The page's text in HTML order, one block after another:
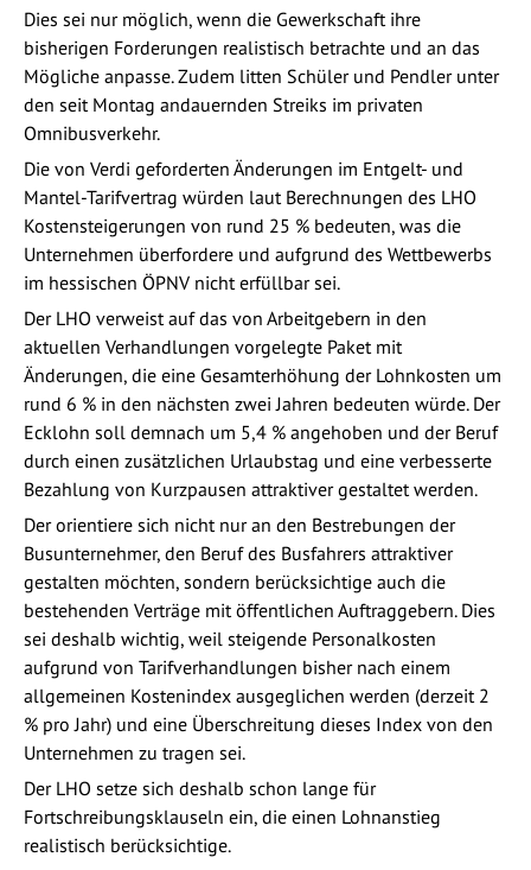
Dies sei nur möglich, wenn die Gewerkschaft ihre
bisherigen Forderungen realistisch betrachte und an das
Mögliche anpasse. Zudem litten Schüler und Pendler unter
den seit Montag andauernden Streiks im privaten
Omnibusverkehr.
Die von Verdi geforderten Änderungen im Entgelt- und
Mantel-Tarifvertrag würden laut Berechnungen des LHO
Kostensteigerungen von rund 25 % bedeuten, was die
Unternehmen überfordere und aufgrund des Wettbewerbs
im hessischen ÖPNV nicht erfüllbar sei.
Der LHO verweist auf das von Arbeitgebern in den
aktuellen Verhandlungen vorgelegte Paket mit
Änderungen, die eine Gesamterhöhung der Lohnkosten um
rund 6 % in den nächsten zwei Jahren bedeuten würde. Der
Ecklohn soll demnach um 5,4 % angehoben und der Beruf
durch einen zusätzlichen Urlaubstag und eine verbesserte
Bezahlung von Kurzpausen attraktiver gestaltet werden.
Der orientiere sich nicht nur an den Bestrebungen der
Busunternehmer, den Beruf des Busfahrers attraktiver
gestalten möchten, sondern berücksichtige auch die
bestehenden Verträge mit öffentlichen Auftraggebern. Dies
sei deshalb wichtig, weil steigende Personalkosten
aufgrund von Tarifverhandlungen bisher nach einem
allgemeinen Kostenindex ausgeglichen werden (derzeit 2
% pro Jahr) und eine Überschreitung dieses Index von den
Unternehmen zu tragen sei.
Der LHO setze sich deshalb schon lange für
Fortschreibungsklauseln ein, die einen Lohnanstieg
realistisch berücksichtige.